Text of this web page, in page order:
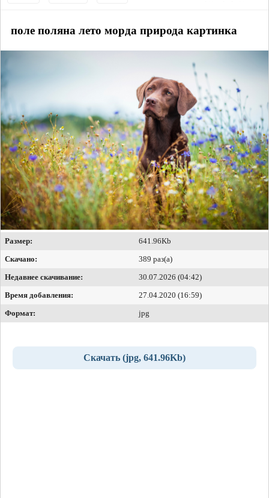
поле поляна лето морда природа картинка
Размер:
641.96Kb
Скачано:
389 раз(а)
Недавнее скачивание:
30.07.2026 (04:42)
Время добавления:
27.04.2020 (16:59)
Формат:
jpg
Скачать (jpg, 641.96Kb)